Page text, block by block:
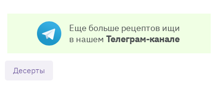
Еще больше рецептов ищи
в нашем Телеграм-канале
Десерты